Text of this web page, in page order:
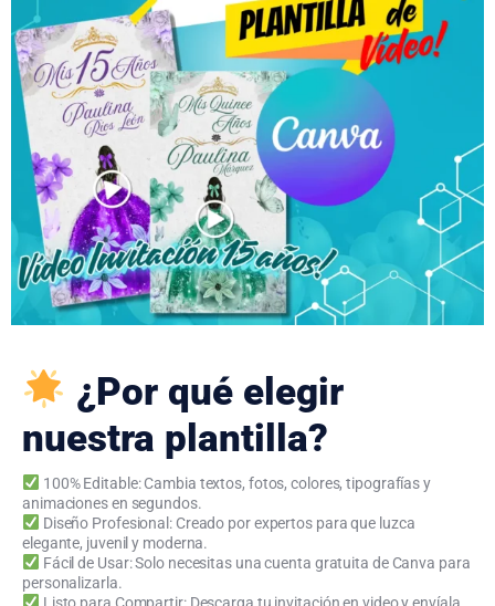
¿Por qué elegir
nuestra plantilla?
100% Editable: Cambia textos, fotos, colores, tipografías y
animaciones en segundos.
Diseño Profesional: Creado por expertos para que luzca
elegante, juvenil y moderna.
Fácil de Usar: Solo necesitas una cuenta gratuita de Canva para
personalizarla.
Listo para Compartir: Descarga tu invitación en video y envíala